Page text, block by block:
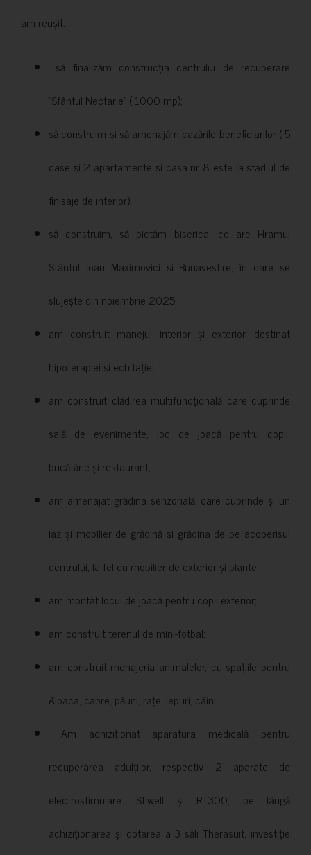
am reușit:
să finalizăm construcția centrului de recuperare
”Sfântul Nectarie” ( 1000 mp);
să construim și să amenajăm cazările beneficiarilor ( 5
case și 2 apartamente și casa nr 8 este la stadiul de
finisaje de interior);
să construim, să pictăm biserica, ce are Hramul
Sfântul Ioan Maximovici și Bunavestire, în care se
slujește din noiembrie 2025;
am construit manejul interior și exterior, destinat
hipoterapiei și echitației;
am construit clădirea multifuncțională care cuprinde
sală de evenimente, loc de joacă pentru copii,
bucătărie și restaurant;
am amenajat grădina senzorială, care cuprinde și un
iaz și mobilier de grădină și grădina de pe acoperisul
centrului, la fel cu mobilier de exterior și plante;
am montat locul de joacă pentru copii exterior;
am construit terenul de mini-fotbal;
am construit menajeria animalelor, cu spațiile pentru
Alpaca, capre, păuni, rațe, iepuri, câini;
Am achiziționat aparatura medicală pentru
recuperarea adulților, respectiv 2 aparate de
electrostimulare: Stiwell și RT300, pe lângă
achiziționarea și dotarea a 3 săli Therasuit, investiție